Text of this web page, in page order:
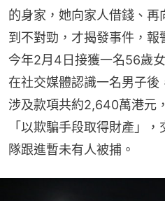
的身家，她向家人借錢、
到不對勁，才揭發事件，報
今年2月4日接獲一名56歲
在社交媒體認識一名男子後
涉及款項共約2,640萬港元
「以欺騙手段取得財產」
隊跟進暫未有人被捕。